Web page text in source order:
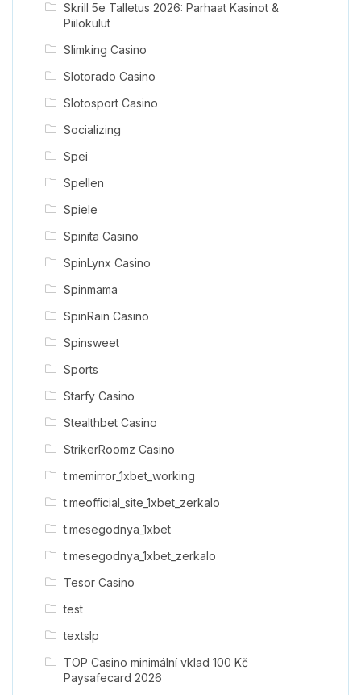
Skrill 5e Talletus 2026: Parhaat Kasinot &
Piilokulut
Slimking Casino
Slotorado Casino
Slotosport Casino
Socializing
Spei
Spellen
Spiele
Spinita Casino
SpinLynx Casino
Spinmama
SpinRain Casino
Spinsweet
Sports
Starfy Casino
Stealthbet Casino
StrikerRoomz Casino
t.memirror_1xbet_working
t.meofficial_site_1xbet_zerkalo
t.mesegodnya_1xbet
t.mesegodnya_1xbet_zerkalo
Tesor Casino
test
textslp
TOP Casino minimální vklad 100 Kč
Paysafecard 2026